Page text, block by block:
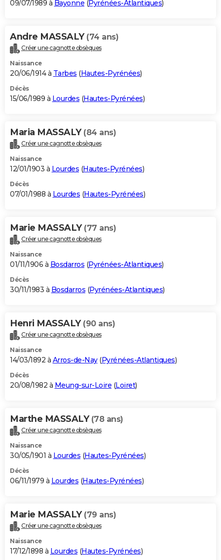
09/07/1989 à Bayonne (Pyrénées-Atlantiques)
Andre MASSALY (74 ans)
Créer une cagnotte obsèques
Naissance
20/06/1914 à Tarbes (Hautes-Pyrénées)
Décès
15/06/1989 à Lourdes (Hautes-Pyrénées)
Maria MASSALY (84 ans)
Créer une cagnotte obsèques
Naissance
12/01/1903 à Lourdes (Hautes-Pyrénées)
Décès
07/01/1988 à Lourdes (Hautes-Pyrénées)
Marie MASSALY (77 ans)
Créer une cagnotte obsèques
Naissance
01/11/1906 à Bosdarros (Pyrénées-Atlantiques)
Décès
30/11/1983 à Bosdarros (Pyrénées-Atlantiques)
Henri MASSALY (90 ans)
Créer une cagnotte obsèques
Naissance
14/03/1892 à Arros-de-Nay(Pyrénées-Atlantiques)
Décès
20/08/1982 à Meung-sur-Loire (Loiret)
Marthe MASSALY (78 ans)
Créer une cagnotte obsèques
Naissance
30/05/1901 à Lourdes (Hautes-Pyrénées)
Décès
06/11/1979 à Lourdes (Hautes-Pyrénées)
Marie MASSALY (79 ans)
Créer une cagnotte obsèques
Naissance
17/12/1898 à Lourdes (Hautes-Pyrénées)